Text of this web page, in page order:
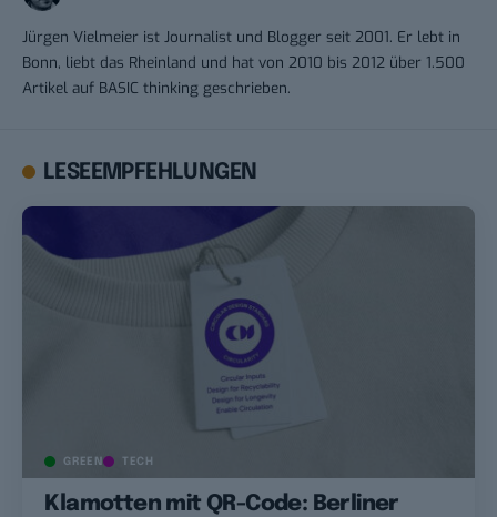
Jürgen Vielmeier ist Journalist und Blogger seit 2001. Er lebt in
Bonn, liebt das Rheinland und hat von 2010 bis 2012 über 1.500
Artikel auf BASIC thinking geschrieben.
LESEEMPFEHLUNGEN
GREEN TECH
Klamotten mit QR-Code: Berliner